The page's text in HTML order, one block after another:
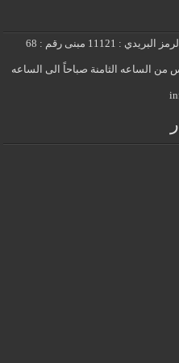
من الساعه الثامنة صباحاً الى الساعه